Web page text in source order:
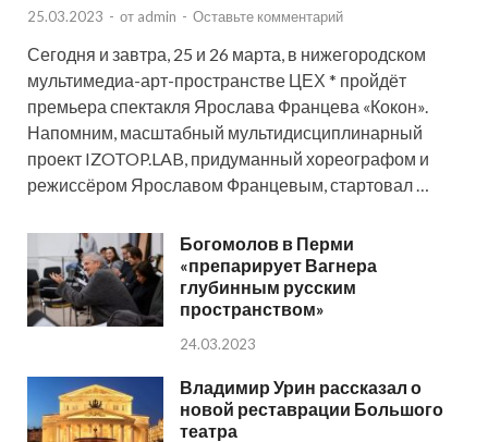
25.03.2023 - от admin - Оставьте комментарий
Сегодня и завтра, 25 и 26 марта, в нижегородском
мультимедиа-арт-пространстве ЦЕХ * пройдёт
премьера спектакля Ярослава Францева «Кокон».
Напомним, масштабный мультидисциплинарный
проект IZOTOP.LAB, придуманный хореографом и
режиссёром Ярославом Францевым, стартовал …
Богомолов в Перми
«препарирует Вагнера
глубинным русским
пространством»
24.03.2023
Владимир Урин рассказал о
новой реставрации Большого
театра